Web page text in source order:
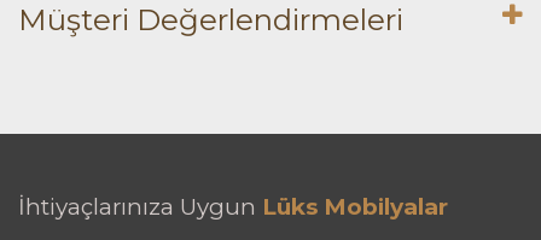
Müşteri Değerlendirmeleri
İhtiyaçlarınıza Uygun Lüks Mobilyalar